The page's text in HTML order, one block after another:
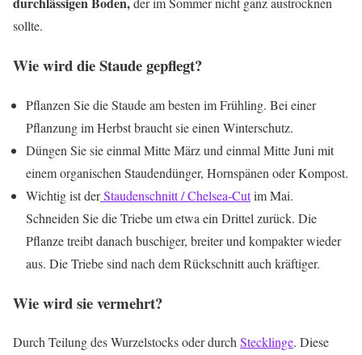
sollte.
Wie wird die Staude gepflegt?
Pflanzen Sie die Staude am besten im Frühling. Bei einer
Pflanzung im Herbst braucht sie einen Winterschutz.
Düngen Sie sie einmal Mitte März und einmal Mitte Juni mit
einem organischen Staudendünger, Hornspänen oder Kompost.
Wichtig ist derStaudenschnitt / Chelsea-Cutim Mai.
Schneiden Sie die Triebe um etwa ein Drittel zurück. Die
Pflanze treibt danach buschiger, breiter und kompakter wieder
aus. Die Triebe sind nach dem Rückschnitt auch kräftiger.
Wie wird sie vermehrt?
Durch Teilung des Wurzelstocks oder durchStecklinge. Diese